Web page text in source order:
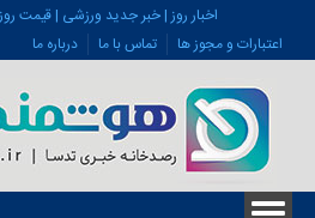
اخبار روز | خبر جدید ورزشی | قیمت روز
اعتبارات و مجوز ها
تماس با ما درباره ما